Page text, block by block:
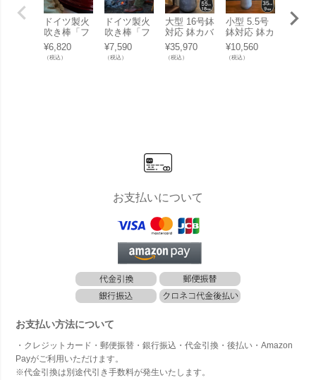
ドイツ製火
吹き棒「フ
ァイヤーサ
イド ファイ
ヤーブラス
¥6,820
（税込）
ドイツ製火
吹き棒「フ
ァイヤーサ
イド ファイ
ヤーブラス
¥7,590
（税込）
大型 16号鉢
対応 鉢カバ
ー 「 クレ
イポット
（CLAYPO
¥35,970
（税込）
小型 5.5号
鉢対応 鉢カ
バー 「 ク
レイポット
（CLAYPO
¥10,560
（税込）
【業
お支払いについて
お支払い方法について
・クレジットカード・郵便振替・銀行振込・代金引換・後払い・Amazon
Payがご利用いただけます。
※代金引換は別途代引き手数料が発生いたします。